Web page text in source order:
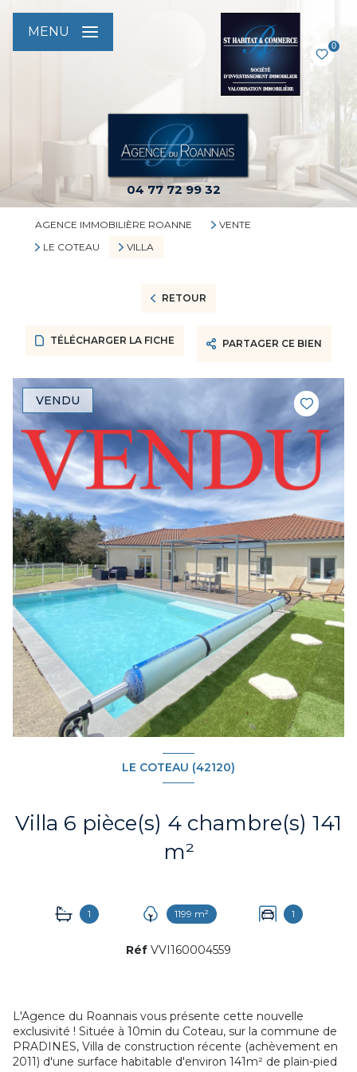
04 77 72 99 32
0
MENU
AGENCE IMMOBILIÈRE ROANNE
VENTE
LE COTEAU
VILLA
RETOUR
TÉLÉCHARGER LA FICHE PARTAGER CE BIEN
VENDU
LE COTEAU (42120)
Villa 6 pièce(s) 4 chambre(s) 141
m²
1 1199 m² 1
Réf VVI160004559
L'Agence du Roannais vous présente cette nouvelle
exclusivité ! Située à 10min du Coteau, sur la commune de
PRADINES, Villa de construction récente (achèvement en
2011) d'une surface habitable d'environ 141m² de plain-pied